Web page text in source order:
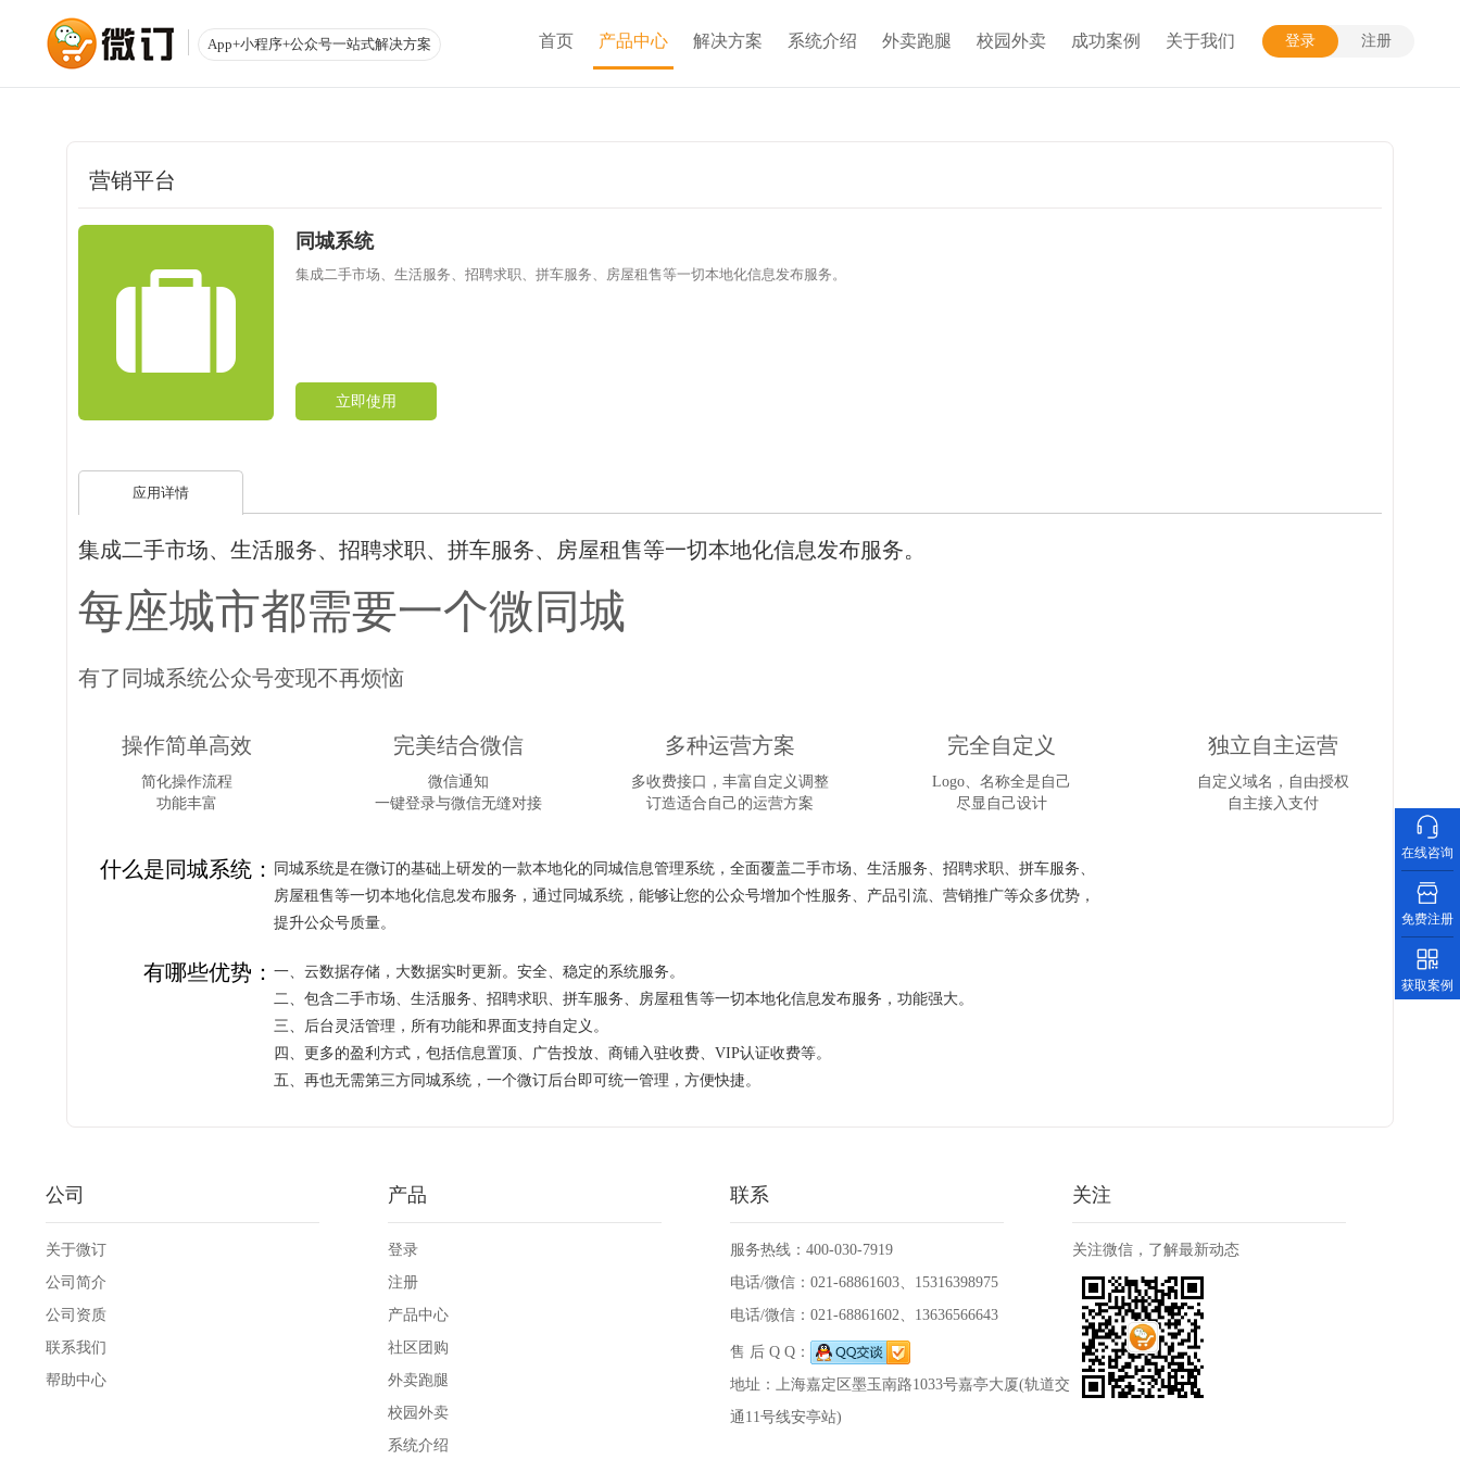
App+小程序+公众号一站式解决方案 登录 注册
首页 产品中心 解决方案 系统介绍 外卖跑腿 校园外卖 成功案例 关于我们
营销平台
同城系统
集成二手市场、生活服务、招聘求职、拼车服务、房屋租售等一切本地化信息发布服务。
立即使用
应用详情
集成二手市场、生活服务、招聘求职、拼车服务、房屋租售等一切本地化信息发布服务。
每座城市都需要一个微同城
有了同城系统公众号变现不再烦恼
操作简单高效
简化操作流程
功能丰富
完美结合微信
微信通知
一键登录与微信无缝对接
多种运营方案
多收费接口，丰富自定义调整
订造适合自己的运营方案
完全自定义
Logo、名称全是自己
尽显自己设计
独立自主运营
自定义域名，自由授权
自主接入支付
什么是同城系统：
同城系统是在微订的基础上研发的一款本地化的同城信息管理系统，全面覆盖二手市场、生活服务、招聘求职、拼车服务、
房屋租售等一切本地化信息发布服务，通过同城系统，能够让您的公众号增加个性服务、产品引流、营销推广等众多优势，
提升公众号质量。
有哪些优势： 一、云数据存储，大数据实时更新。安全、稳定的系统服务。
二、包含二手市场、生活服务、招聘求职、拼车服务、房屋租售等一切本地化信息发布服务，功能强大。
​三、后台灵活管理，所有功能和界面支持自定义。
四、更多的盈利方式，包括信息置顶、广告投放、商铺入驻收费、VIP认证收费等。
五、再也无需第三方同城系统，一个微订后台即可统一管理，方便快捷。
在线咨询
免费注册
获取案例
公司
关于微订
公司简介
公司资质
联系我们
帮助中心
产品
登录
注册
产品中心
社区团购
外卖跑腿
校园外卖
系统介绍
联系
服务热线：400-030-7919
电话/微信：021-68861603、15316398975
电话/微信：021-68861602、13636566643
售 后 Q Q：
地址：上海嘉定区墨玉南路1033号嘉亭大厦(轨道交
通11号线安亭站)
关注
关注微信，了解最新动态